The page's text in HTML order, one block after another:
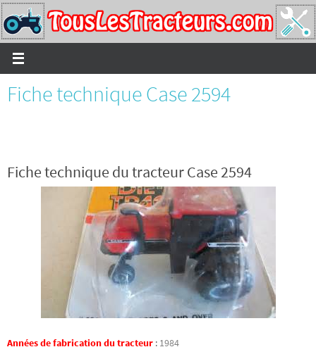
Passer
vers
le
contenu
Fiche technique Case 2594
Fiche technique du tracteur Case 2594
Années de fabrication du tracteur : 1984